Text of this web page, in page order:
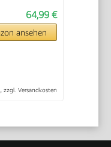
64,99 €
ansehen
zzgl. Versandkosten